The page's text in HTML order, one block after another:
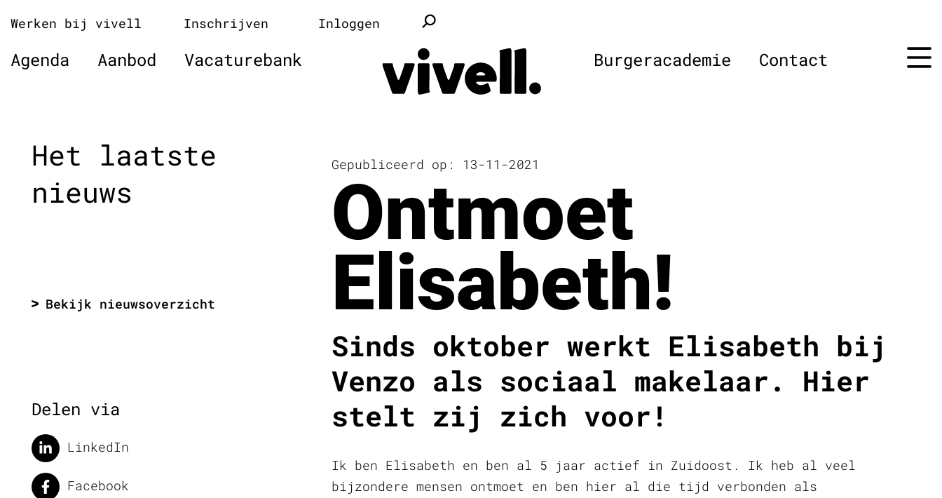
de
springen
Werken bij vivell Inschrijven Inloggen
Agenda Aanbod Vacaturebank Burgeracademie Contact
Het laatste
nieuws
Bekijk nieuwsoverzicht
Delen via
LinkedIn
Facebook
Gepubliceerd op: 13-11-2021
Ontmoet
Elisabeth!
Sinds oktober werkt Elisabeth bij
Venzo als sociaal makelaar. Hier
stelt zij zich voor!
Ik ben Elisabeth en ben al 5 jaar actief in Zuidoost. Ik heb al veel
bijzondere mensen ontmoet en ben hier al die tijd verbonden als